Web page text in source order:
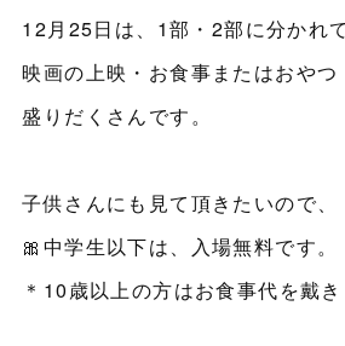
12月25日は、1部・2部に分かれて
映画の上映・お食事またはおやつ
盛りだくさんです。
子供さんにも見て頂きたいので、
🎀中学生以下は、入場無料です。
＊10歳以上の方はお食事代を戴